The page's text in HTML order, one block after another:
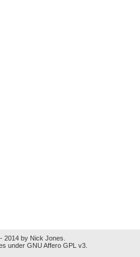
2014 by Nick Jones.
under GNU Affero GPL v3.